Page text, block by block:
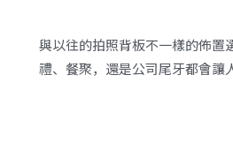
與以往的拍照背板不一樣的佈置
禮、餐聚，還是公司尾牙都會讓